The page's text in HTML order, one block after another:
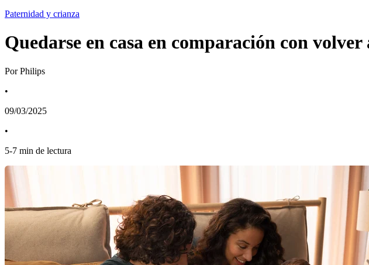
Paternidad y crianza
Quedarse en casa en comparación con
Por Philips
•
09/03/2025
•
5-7 min de lectura